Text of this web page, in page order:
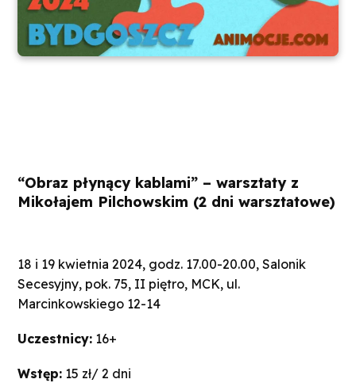
“Obraz płynący kablami” – warsztaty z
Mikołajem Pilchowskim (2 dni warsztatowe)
18 i 19 kwietnia 2024, godz. 17.00-20.00, Salonik
Secesyjny, pok. 75, II piętro, MCK, ul.
Marcinkowskiego 12-14
Uczestnicy: 16+
Wstęp: 15 zł/ 2 dni